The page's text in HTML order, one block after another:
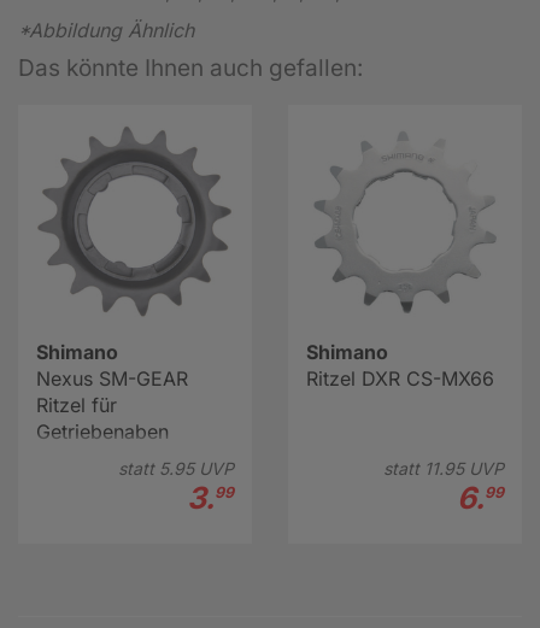
*Abbildung Ähnlich
Das könnte Ihnen auch gefallen:
Shimano
Nexus SM-GEAR
Ritzel für
Getriebenaben
statt 5.95UVP
3.99
Shimano
Ritzel DXR CS-MX66
statt 11.95UVP
6.99